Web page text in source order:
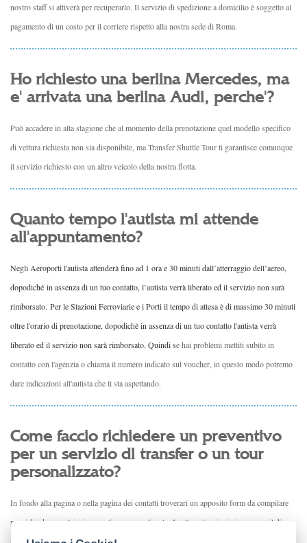
nostro staff si attiverà per recuperarlo. Il servizio di spedizione a domicilio è soggetto al
pagamento di un costo per il corriere rispetto alla nostra sede di Roma.
Ho richiesto una berlina Mercedes, ma
e' arrivata una berlina Audi, perche'?
Può accadere in alta stagione che al momento della prenotazione quel modello specifico
di vettura richiesta non sia disponibile, ma Transfer Shuttle Tour ti garantisce comunque
il servizio richiesto con un altro veicolo della nostra flotta.
Quanto tempo l'autista mi attende
all'appuntamento?
Negli Aeroporti l'autista attenderà fino ad 1 ora e 30 minuti dall’atterraggio dell’aereo,
dopodichéin assenza di un tuo contatto, l’autista verrà liberato ed il servizio non sarà
rimborsato.Per le Stazioni Ferroviarie e i Porti il tempo di attesa è di massimo 30 minuti
oltre l'orario di prenotazione, dopodichè in assenza di un tuo contatto l'autista verrà
liberato ed il servizio non sarà rimborsato. Quindi se hai problemi mettiti subito in
contatto con l'agenzia o chiama il numero indicato sul voucher, in questo modo potremo
dare indicazioni all'autista che ti sta aspettando.
Come faccio richiedere un preventivo
per un servizio di transfer o un tour
personalizzato?
In fondo alla pagina o nella pagina dei contatti troverari un apposito form da compilare
per richiedere qualsiasi preventivo personalizzato. In alternativa inviaci una e-mail di
richiesta ainfo@tstrome.com